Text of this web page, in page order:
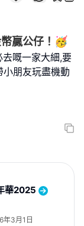
贏公仔！🥳
嘅一家大細,要
朋友玩盡機動
華2025
3月1日